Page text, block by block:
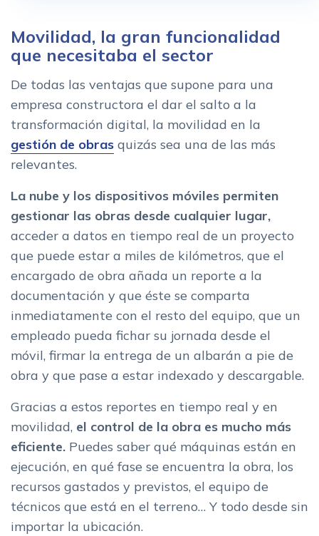
Movilidad, la gran funcionalidad
que necesitaba el sector
De todas las ventajas que supone para una
empresa constructora el dar el salto a la
transformación digital, la movilidad en la
gestión de obras quizás sea una de las más
relevantes.
La nube y los dispositivos móviles permiten
gestionar las obras desde cualquier lugar,
acceder a datos en tiempo real de un proyecto
que puede estar a miles de kilómetros, que el
encargado de obra añada un reporte a la
documentación y que éste se comparta
inmediatamente con el resto del equipo, que un
empleado pueda fichar su jornada desde el
móvil, firmar la entrega de un albarán a pie de
obra y que pase a estar indexado y descargable.
Gracias a estos reportes en tiempo real y en
movilidad, el control de la obra es mucho más
eficiente. Puedes saber qué máquinas están en
ejecución, en qué fase se encuentra la obra, los
recursos gastados y previstos, el equipo de
técnicos que está en el terreno… Y todo desde sin
importar la ubicación.